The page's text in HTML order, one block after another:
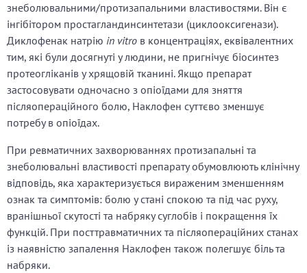
знеболювальними/протизапальними властивостями. Він є
інгібітором простагландинсинтетази (циклооксигенази).
Диклофенак натрію in vitro в концентраціях, еквівалентних
тим, які були досягнуті у людини, не пригнічує біосинтез
протеогліканів у хрящовій тканині. Якщо препарат
застосовувати одночасно з опіоїдами для зняття
післяопераційного болю, Наклофен суттєво зменшує
потребу в опіоїдах.
При ревматичних захворюваннях протизапальні та
знеболювальні властивості препарату обумовлюють клінічну
відповідь, яка характеризується вираженим зменшенням
ознак та симптомів: болю у стані спокою та під час руху,
вранішньої скутості та набряку суглобів і покращення їх
функцій. При посттравматичних та післяопераційних станах
із наявністю запалення Наклофен також полегшує біль та
набряки.